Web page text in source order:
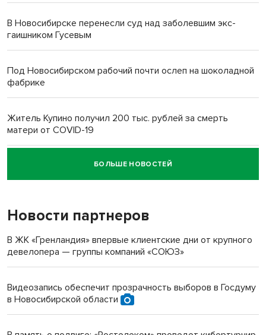
В Новосибирске перенесли суд над заболевшим экс-
гаишником Гусевым
Под Новосибирском рабочий почти ослеп на шоколадной
фабрике
Житель Купино получил 200 тыс. рублей за смерть
матери от COVID-19
Новосибирский суд наказал водителя за смерть
пенсионерки на вокзале
«Мы живём на пастбище!»: в новосибирском селе лошади
терроризируют жителей
Новосибирский преподаватель с женой вошли в топ-16
БОЛЬШЕ НОВОСТЕЙ
Новости партнеров
В ЖК «Гренландия» впервые клиентские дни от крупного
девелопера — группы компаний «СОЮЗ»
Видеозапись обеспечит прозрачность выборов в Госдуму
в Новосибирской области